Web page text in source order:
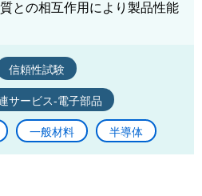
との相互作用により製品性能
信頼性試験
サービス-電子部品
一般材料 半導体